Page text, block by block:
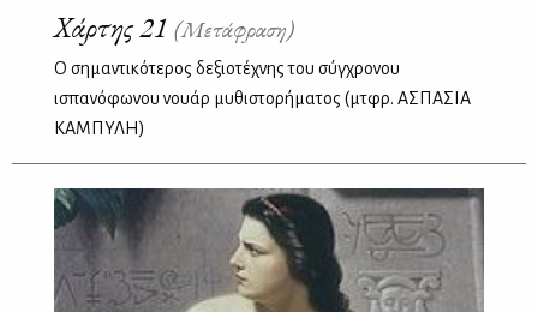
Χάρτης 21 (Μετάφραση)
Ο σημαντικότερος δεξιοτέχνης του σύγχρονου
ισπανόφωνου νουάρ μυθιστορήματος (μτφρ. ΑΣΠΑΣΙΑ
ΚΑΜΠΥΛΗ)